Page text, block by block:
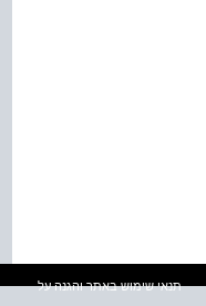
תנאי שימוש באתר והגנה על